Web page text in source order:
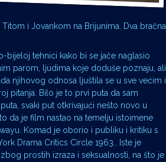
i Jovankom na Brijunima. Dva bračna
bijeloj tehnici kako bi se jače naglasio
parom, ljudima koje doduše poznaju, ali
njihovog odnosa ljuštila se u sve većim i
pitanja. Bilo je to prvi puta da sam
svaki put otkrivajući nešto novo u
da je film nastao na temelju istoimene
Komad je oborio i publiku i kritiku s
Drama Critics Circle 1963.. Iste je
prostih izraza i seksualnosti, na što je